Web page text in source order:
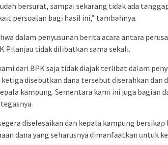
bersurat, sampai sekarang tidak ada
persoalan bagi hasil ini,” tambahnya.
dalam penyusunan berita acara antara
Pilanjau tidak dilibatkan sama sekali.
dari BPK saja tidak diajak terlibat dalam
ketiga disebutkan dana tersebut diserahkan dan
kampung. Sementara kami ini juga bagian
diselesaikan dan kepala kampung
dana yang seharusnya dimanfaatkan untuk